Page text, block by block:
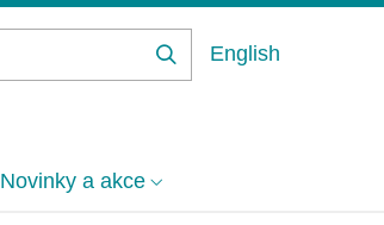
English
Novinky a akce